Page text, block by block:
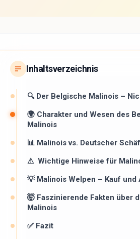
Inhaltsverzeichnis
🔍 Der Belgische Malinois –
🌍 Charakter und Wesen des
Malinois
📊 Malinois vs. Deutscher
⚠ ️ Wichtige Hinweise für
💡 Malinois Welpen – Kauf
🤯 Faszinierende Fakten über
Malinois
✅ Fazit